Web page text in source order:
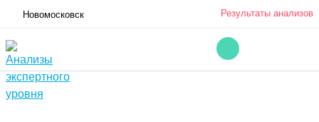
Новомосковск Результаты анализов